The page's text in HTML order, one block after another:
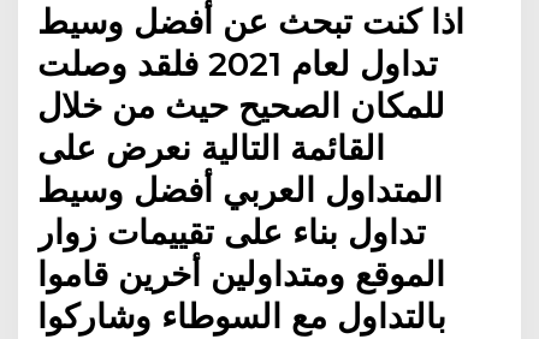
اذا كنت تبحث عن أفضل وسيط
تداول لعام 2021 فلقد وصلت
للمكان الصحيح حيث من خلال
القائمة التالية نعرض على
المتداول العربي أفضل وسيط
تداول بناء على تقييمات زوار
الموقع ومتداولين أخرين قاموا
بالتداول مع السوطاء وشاركوا